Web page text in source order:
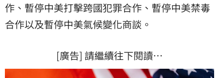
作、暫停中美打擊跨國犯罪合作、暫停中美禁毒
合作以及暫停中美氣候變化商談。
[廣告] 請繼續往下閱讀…